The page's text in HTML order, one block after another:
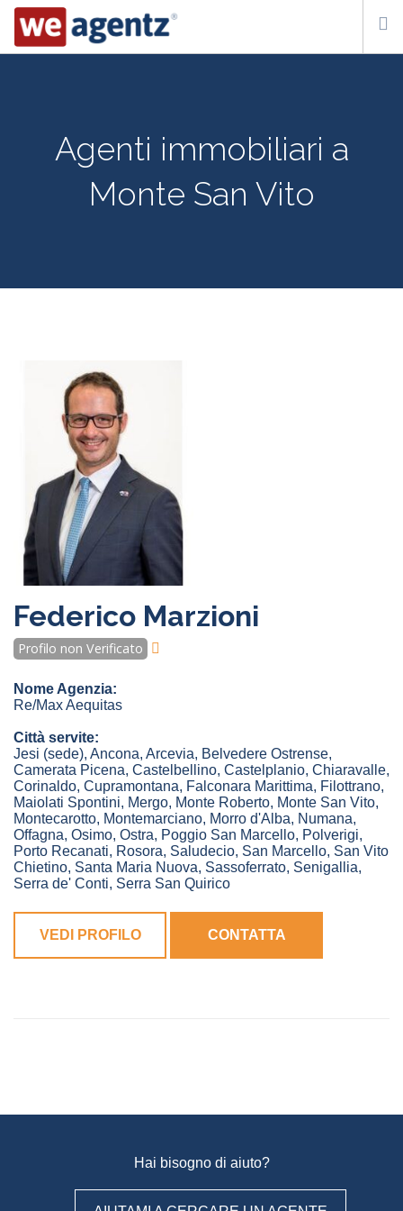
CONTACT USAgenti immobiliari a
Monte San Vito
Federico Marzioni
Profilo non Verificato
Nome Agenzia:
Re/Max Aequitas
Città servite:
Jesi (sede), Ancona, Arcevia, Belvedere Ostrense,
Camerata Picena, Castelbellino, Castelplanio, Chiaravalle,
Corinaldo, Cupramontana, Falconara Marittima, Filottrano,
Maiolati Spontini, Mergo, Monte Roberto, Monte San Vito,
Montecarotto, Montemarciano, Morro d'Alba, Numana,
Offagna, Osimo, Ostra, Poggio San Marcello, Polverigi,
Porto Recanati, Rosora, Saludecio, San Marcello, San Vito
Chietino, Santa Maria Nuova, Sassoferrato, Senigallia,
Serra de' Conti, Serra San Quirico
VEDI PROFILO CONTATTA
Hai bisogno di aiuto?